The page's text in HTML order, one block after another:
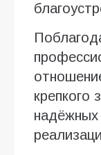
крепкого
надёжных